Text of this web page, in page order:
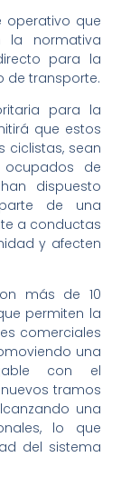
operativo que
la normativa
para la
de transporte.
para la
que estos
ciclistas, sean
de
dispuesto
de una
a conductas
y afecten
más de 10
permiten la
comerciales
una
con el
tramos
una
lo que
del sistema